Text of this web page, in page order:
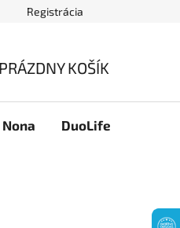
Obchodné podmienky
Registrácia
PRÁZDNY KOŠÍK
DuoLife